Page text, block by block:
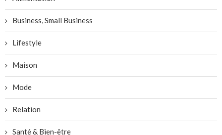
Business, Small Business
Lifestyle
Maison
Mode
Relation
Santé & Bien-être